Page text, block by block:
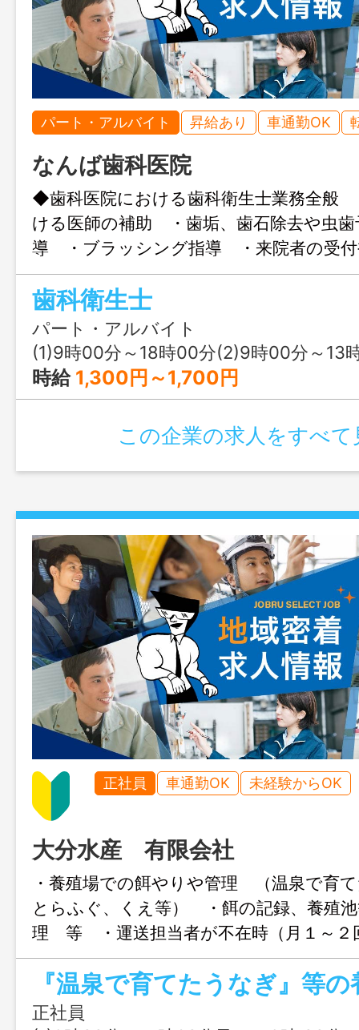
パート・アルバイト 昇給あり 車通勤OK
なんば歯科医院
◆歯科医院における歯科衛生士業務全般
ける医師の補助 ・歯垢、歯石除去や虫歯
導 ・ブラッシング指導 ・来院者の受付
理、管理） ＊変更範囲：変更なし
ローワークの紹介状が必要です
歯科衛生士
パート・アルバイト
(1)9時00分～18時00分(2)9時00分～13時00分(3)14時30分～18時00分又は 9時 00
時給 1,300円～1,700円
この企業の求人をすべて
正社員 車通勤OK 未経験からOK
大分水産 有限会社
・養殖場での餌やりや管理 （温泉で育
とらふぐ、くえ等） ・餌の記録、養殖
理 等 ・運送担当者が不在時（月１～２
まで運送 （社用車：ＭＴの軽トラ・
＊基本的に屋外作業となります。 就業
（杵築市）、ふぐ・くえ（日出町） ＊変
正社員